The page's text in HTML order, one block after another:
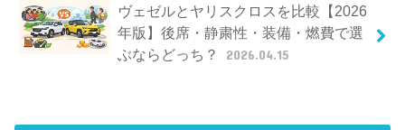
ヴェゼルとヤリスクロスを比較【2026
年版】後席・静粛性・装備・燃費で選
ぶならどっち？
2026.04.15